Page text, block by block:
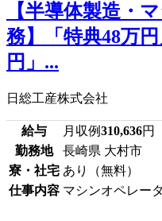
【半導体製造・
務】「特典48万
円」...
日総工産株式会社
給与 月収例310,636円
勤務地
長崎県 大村市
寮・社宅 あり（無料）
仕事内容 マシンオペレー